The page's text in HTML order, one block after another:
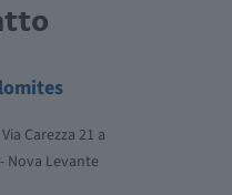
Carezza 21 a
Nova Levante